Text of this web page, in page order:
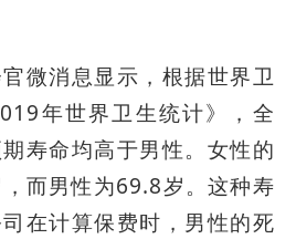
微消息显示，根据世界卫
年世界卫生统计》，全
寿命均高于男性。女性的
而男性为69.8岁。这种寿
在计算保费时，男性的死